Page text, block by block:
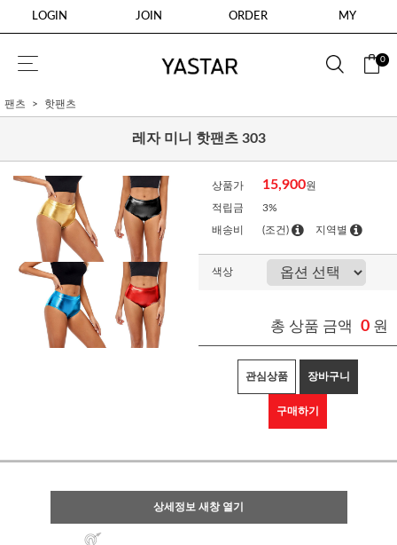
LOGIN JOIN ORDER MY
0
팬츠 핫팬츠
레자 미니 핫팬츠 303
상품가 15,900원
적립금 3%
배송비 (조건) 지역별
색상
총 상품 금액 0 원
관심상품 장바구니
구매하기
상세정보 새창 열기